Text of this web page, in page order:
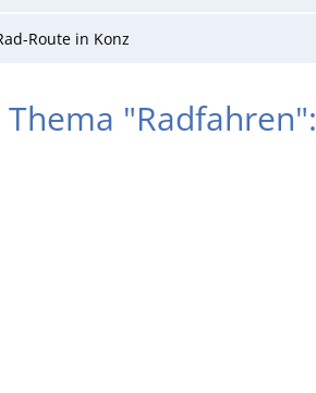
Route in Konz
"Radfahren":